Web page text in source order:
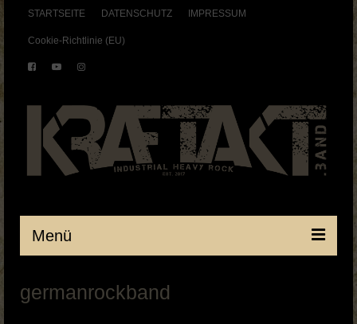
STARTSEITE DATENSCHUTZ IMPRESSUM
Cookie-Richtlinie (EU)
Menü
germanrockband